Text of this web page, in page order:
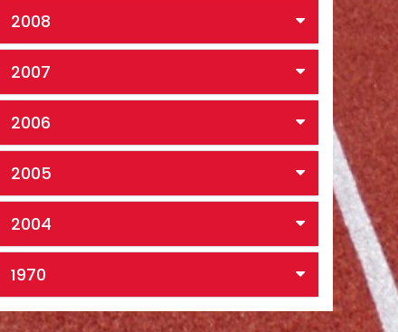
2008
2007
2006
2005
2004
1970